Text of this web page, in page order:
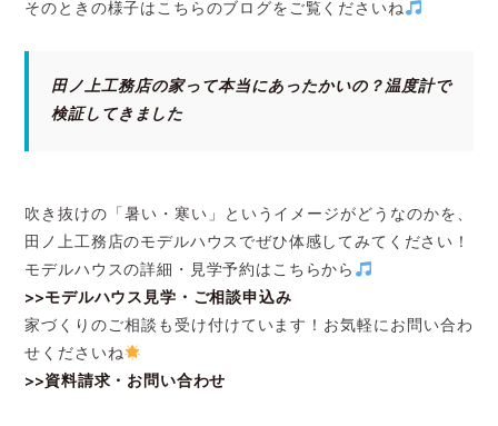
そのときの様子はこちらのブログをご覧くださいね
田ノ上工務店の家って本当にあったかいの？温度計で
検証してきました
吹き抜けの「暑い・寒い」というイメージがどうなのかを、
田ノ上工務店のモデルハウスでぜひ体感してみてください！
モデルハウスの詳細・見学予約はこちらから
>>モデルハウス見学・ご相談申込み
家づくりのご相談も受け付けています！お気軽にお問い合わ
せくださいね
>>資料請求・お問い合わせ